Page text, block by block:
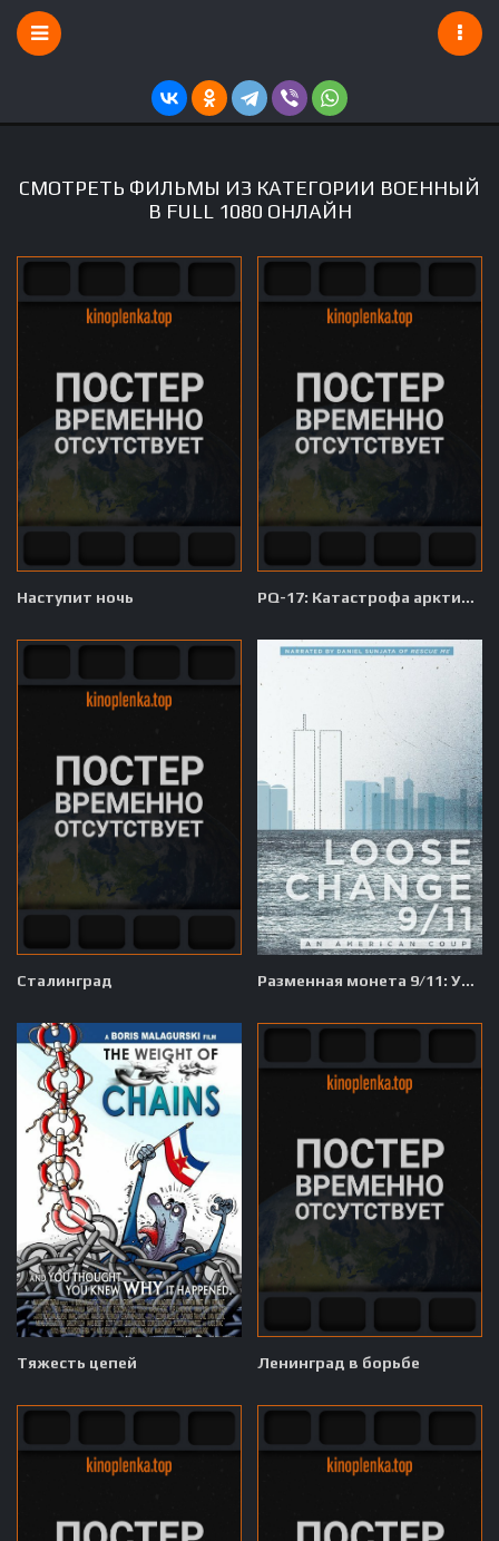
СМОТРЕТЬ ФИЛЬМЫ ИЗ КАТЕГОРИИ ВОЕННЫЙ
В FULL 1080 ОНЛАЙН
Наступит ночь PQ-17: Катастрофа арктического конвоя
Сталинград Разменная монета 9/11: Удар по Америке
Тяжесть цепей Ленинград в борьбе